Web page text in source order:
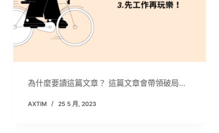
為什麼要讀這篇文章？ 這篇文章會帶領破局…
AXTIM 25 5 月, 2023